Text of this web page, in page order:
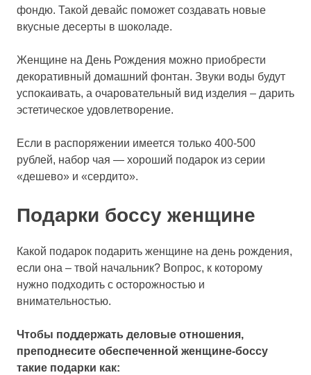
фондю. Такой девайс поможет создавать новые
вкусные десерты в шоколаде.
Женщине на День Рождения можно приобрести
декоративный домашний фонтан. Звуки воды будут
успокаивать, а очаровательный вид изделия – дарить
эстетическое удовлетворение.
Если в распоряжении имеется только 400-500
рублей, набор чая — хороший подарок из серии
«дешево» и «сердито».
Подарки боссу женщине
Какой подарок подарить женщине на день рождения,
если она – твой начальник? Вопрос, к которому
нужно подходить с осторожностью и
внимательностью.
Чтобы поддержать деловые отношения,
преподнесите обеспеченной женщине-боссу
такие подарки как: